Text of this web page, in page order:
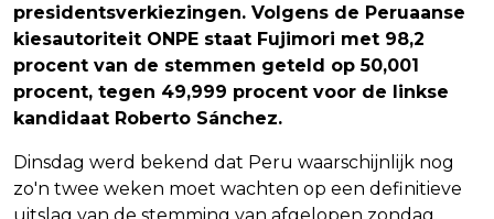
presidentsverkiezingen. Volgens de Peruaanse
kiesautoriteit ONPE staat Fujimori met 98,2
procent van de stemmen geteld op 50,001
procent, tegen 49,999 procent voor de linkse
kandidaat Roberto Sánchez.
Dinsdag werd bekend dat Peru waarschijnlijk nog
zo'n twee weken moet wachten op een definitieve
uitslag van de stemming van afgelopen zondag.